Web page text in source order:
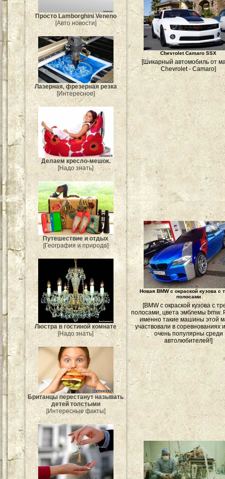
Просто Lamborghini Veneno
[Авто новости]
Лазерная, фрезерная резка
[Интересное]
Делаем кресло-мешок.
[Надо знать]
Путешествие и отдых
[География и природа]
Люстра в гостиной комнате
[Надо знать]
Британцы перестанут называть
детей толстыми
[Интересные факты]
Chevrolet Camaro SSX
[Шикарный автомобиль от
Chevrolet - Camaro]
Новая BMW с окраской кузова с
полосами
[BMW с окраской кузова с
полосами, цвета эмблемы bmw.
именно такие машины этой
участвовали в соревнованиях
очень популярны среди
автолюбителей!]